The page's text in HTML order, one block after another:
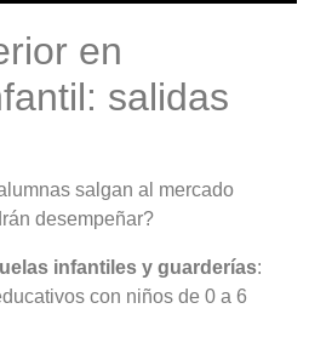
en
salidas
salgan al mercado
desempeñar?
infantiles y guarderías:
con niños de 0 a 6